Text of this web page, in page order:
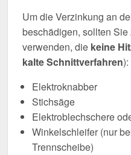
Um die Verzinkung an
beschädigen, sollten
verwenden, die keine
kalte Schnittverfahren):
Elektroknabber
Stichsäge
Elektroblechschere
Winkelschleifer (nur
Trennscheibe)